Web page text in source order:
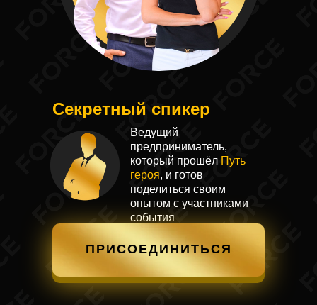
Секретный спикер
Ведущий
предприниматель,
который прошёл Путь
героя, и готов
поделиться своим
опытом с участниками
события
ПРИСОЕДИНИТЬСЯ